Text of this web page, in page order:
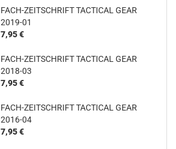
FACH-ZEITSCHRIFT TACTICAL GEAR
2019-01
7,95 €
FACH-ZEITSCHRIFT TACTICAL GEAR
2018-03
7,95 €
FACH-ZEITSCHRIFT TACTICAL GEAR
2016-04
7,95 €